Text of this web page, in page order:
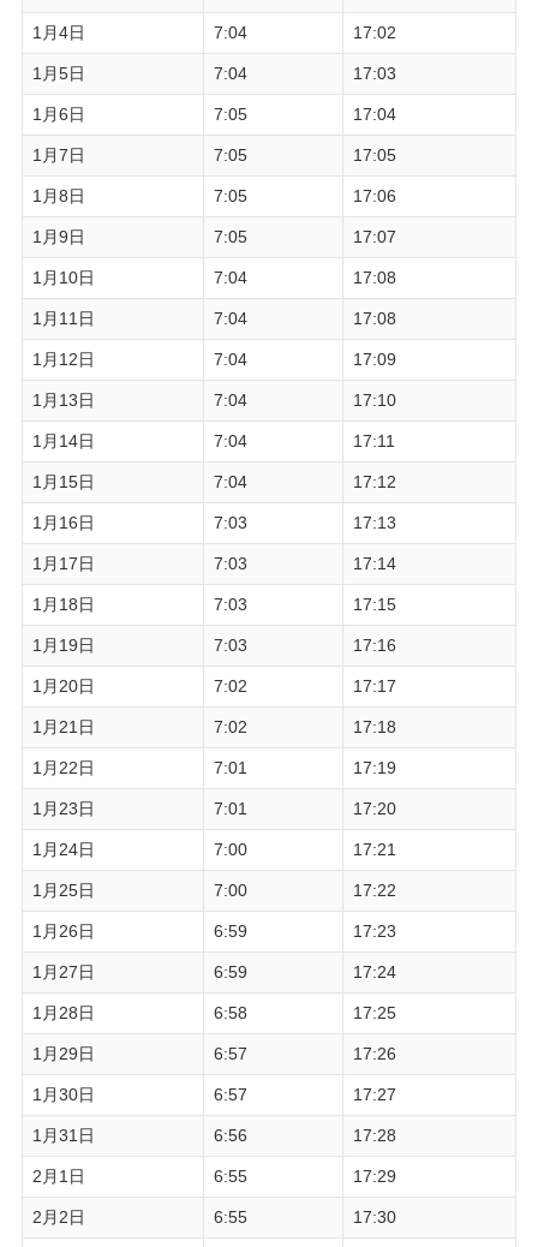
1月4日 7:04 17:02
1月5日 7:04 17:03
1月6日 7:05 17:04
1月7日 7:05 17:05
1月8日 7:05 17:06
1月9日 7:05 17:07
1月10日 7:04 17:08
1月11日 7:04 17:08
1月12日 7:04 17:09
1月13日 7:04 17:10
1月14日 7:04 17:11
1月15日 7:04 17:12
1月16日 7:03 17:13
1月17日 7:03 17:14
1月18日 7:03 17:15
1月19日 7:03 17:16
1月20日 7:02 17:17
1月21日 7:02 17:18
1月22日 7:01 17:19
1月23日 7:01 17:20
1月24日 7:00 17:21
1月25日 7:00 17:22
1月26日 6:59 17:23
1月27日 6:59 17:24
1月28日 6:58 17:25
1月29日 6:57 17:26
1月30日 6:57 17:27
1月31日 6:56 17:28
2月1日 6:55 17:29
2月2日 6:55 17:30